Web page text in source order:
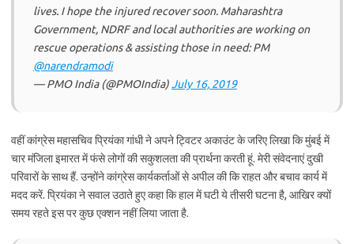
lives. I hope the injured recover soon. Maharashtra
Government, NDRF and local authorities are working on
rescue operations & assisting those in need: PM
@narendramodi
— PMO India (@PMOIndia)July 16, 2019
वहीं कांग्रेस महासचिव प्रियंका गांधी ने अपने ट्विटर अकाउंट के जरिए लिखा कि मुंबई में
चार मंजिला इमारत में फंसे लोगों की सकुशलता की प्रार्थना करती हूं. मेरी संवेदनाएं दुखी
परिवारों के साथ हैं. उन्होंने कांग्रेस कार्यकर्ताओं से अपील की कि राहत और बचाव कार्य में
मदद करें. प्रियंका ने सवाल उठाते हुए कहा कि हाल में घटी ये तीसरी घटना है, आखिर क्यों
समय रहते इस पर कुछ एक्शन नहीं लिया जाता है.